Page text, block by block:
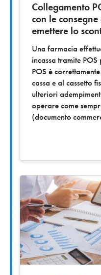
Collegamento
con le
emettere lo
Una farmacia
incassa tramite
POS è
cassa e al cassetto
ulteriori
operare come
(documento